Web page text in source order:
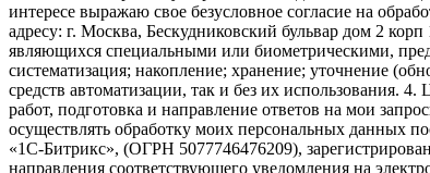
интересе выражаю свое безусловное согласие на
адресу: г. Москва, Бескудниковский бульвар дом 2
являющихся специальными или биометрическими,
систематизация; накопление; хранение; уточнение
средств автоматизации, так и без их использования.
работ, подготовка и направление ответов на мои
осуществлять обработку моих персональных данных
«1С-Битрикс», (ОГРН 5077746476209),
направления соответствующего уведомления на